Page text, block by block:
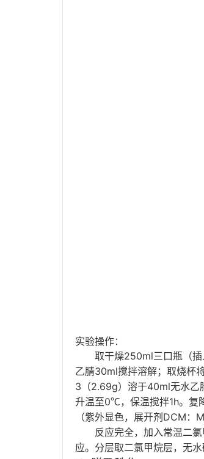
实验操作：
取干燥250ml三口瓶（
乙腈30ml搅拌溶解；取烧杯
3 （2.69g）溶于40ml无水乙
升温至0℃，保温搅拌1h。复
（紫外显色，展开剂 DCM ：
反应完全，加入常温二
应。分层取二氯甲烷层，无